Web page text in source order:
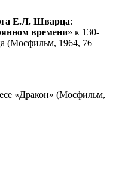
Е.Л. Шварца:
времени» к 130-
(Мосфильм, 1964, 76
«Дракон» (Мосфильм,